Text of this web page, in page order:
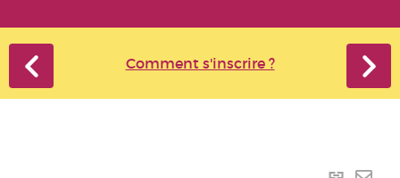
Comment s'inscrire ?
Lien